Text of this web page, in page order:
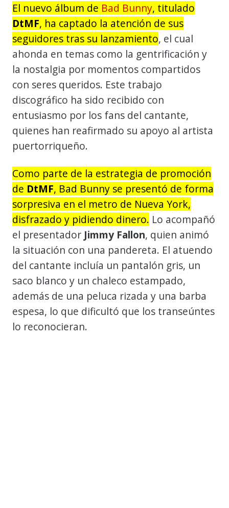
El nuevo álbum de Bad Bunny, titulado
DtMF, ha captado la atención de sus
seguidores tras su lanzamiento, el cual
ahonda en temas como la gentrificación y
la nostalgia por momentos compartidos
con seres queridos. Este trabajo
discográfico ha sido recibido con
entusiasmo por los fans del cantante,
quienes han reafirmado su apoyo al artista
puertorriqueño.
Como parte de la estrategia de promoción
de DtMF, Bad Bunny se presentó de forma
sorpresiva en el metro de Nueva York,
disfrazado y pidiendo dinero. Lo acompañó
el presentador Jimmy Fallon, quien animó
la situación con una pandereta. El atuendo
del cantante incluía un pantalón gris, un
saco blanco y un chaleco estampado,
además de una peluca rizada y una barba
espesa, lo que dificultó que los transeúntes
lo reconocieran.